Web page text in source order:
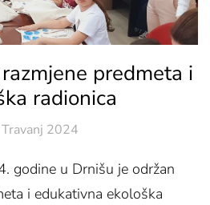
predmeta i
radionica
2024
godine u Drnišu je održan
i edukativna ekološka